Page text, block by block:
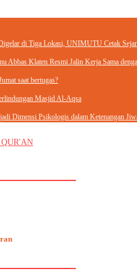
di Tiga Lokasi, UNIMUTU Cetak
Abbas Klaten Resmi Jalin Kerja Sama
saat bertugas?
Masjid Al-Aqsa
Dimensi Psikologis dalam Ketenangan